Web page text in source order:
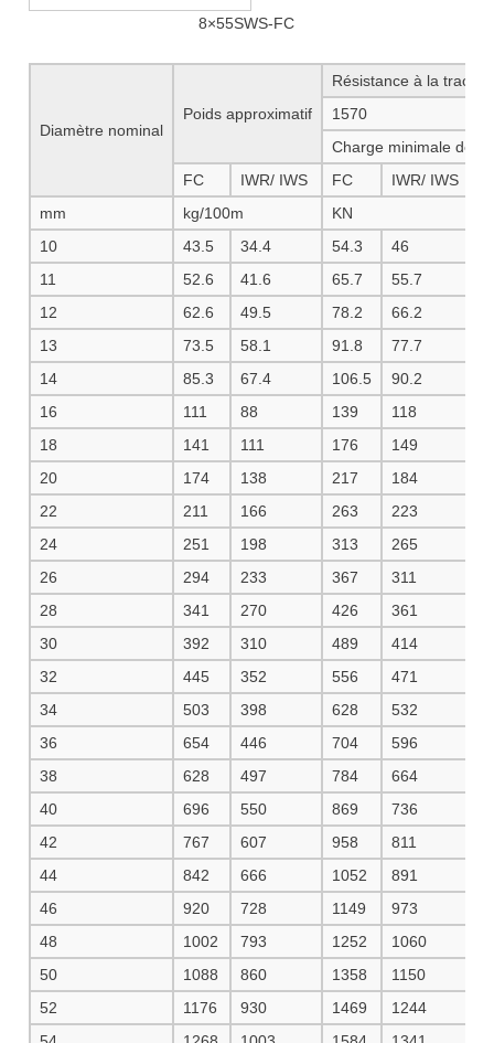
8×55SWS-FC
Diamètre nominal
Poids approximatif
Résistance à la
1570
Charge minimale de
FC
IWR/ IWS FC IWR/ IWS
mm
kg/100m
KN
10
43.5 34.4 54.3 46
11
52.6 41.6 65.7 55.7
12
62.6 49.5 78.2 66.2
13
73.5 58.1 91.8 77.7
14
85.3 67.4 106.5 90.2
16
111 88 139 118
18
141 111 176 149
20
174 138 217 184
22
211 166 263 223
24
251 198 313 265
26
294 233 367 311
28
341 270 426 361
30
392 310 489 414
32
445 352 556 471
34
503 398 628 532
36
654 446 704 596
38
628 497 784 664
40
696 550 869 736
42
767 607 958 811
44
842 666 1052 891
46
920 728 1149 973
48
1002 793 1252 1060
50
1088 860 1358 1150
52
1176 930 1469 1244